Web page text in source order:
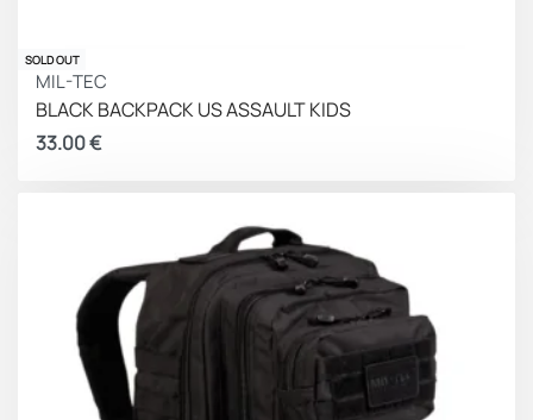
SOLD OUT
MIL-TEC
BLACK BACKPACK US ASSAULT KIDS
33.00€